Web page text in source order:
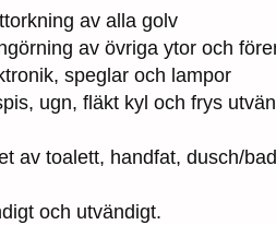
av alla golv
av övriga ytor och
speglar och lampor
ugn, fläkt kyl och frys
av toalett, handfat, dusch/
och utvändigt.